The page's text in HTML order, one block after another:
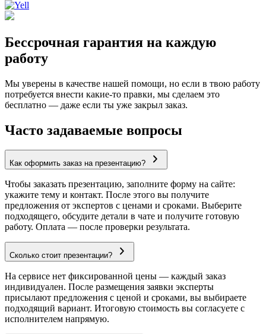
Бессрочная гарантия на каждую
работу
Мы уверены в качестве нашей помощи, но если в твою работу
потребуется внести какие-то правки, мы сделаем это
бесплатно — даже если ты уже закрыл заказ.
Часто задаваемые вопросы
Как оформить заказ на презентацию?
Чтобы заказать презентацию, заполните форму на сайте:
укажите тему и контакт. После этого вы получите
предложения от экспертов с ценами и сроками. Выберите
подходящего, обсудите детали в чате и получите готовую
работу. Оплата — после проверки результата.
Сколько стоит презентации?
На сервисе нет фиксированной цены — каждый заказ
индивидуален. После размещения заявки эксперты
присылают предложения с ценой и сроками, вы выбираете
подходящий вариант. Итоговую стоимость вы согласуете с
исполнителем напрямую.